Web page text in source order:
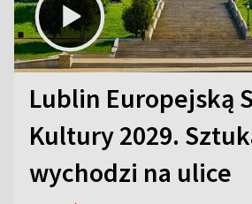
Lublin Europejską
Kultury 2029.
wychodzi na ulice